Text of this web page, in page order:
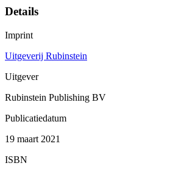
Details
Imprint
Uitgeverij Rubinstein
Uitgever
Rubinstein Publishing BV
Publicatiedatum
19 maart 2021
ISBN